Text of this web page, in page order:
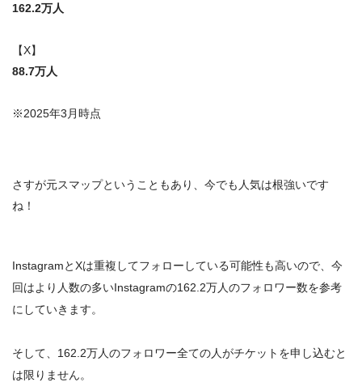
162.2万人
【X】
88.7万人
※2025年3月時点
さすが元スマップということもあり、今でも人気は根強いです
ね！
InstagramとXは重複してフォローしている可能性も高いので、今
回はより人数の多いInstagramの162.2万人のフォロワー数を参考
にしていきます。
そして、162.2万人のフォロワー全ての人がチケットを申し込むと
は限りません。